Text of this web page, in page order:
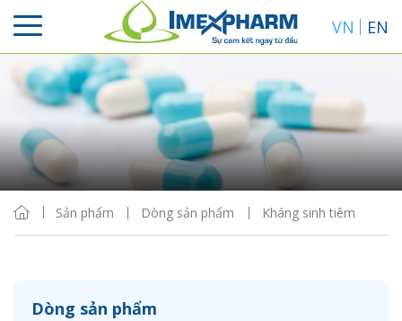
VN EN
Sản phẩm Dòng sản phẩm Kháng sinh tiêm
Dòng sản phẩm
Sắp xếp
Hiển thị